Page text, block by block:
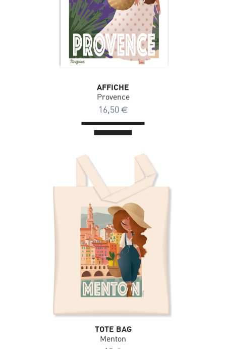
AFFICHE
Provence
16,50 €
TOTE BAG
Menton